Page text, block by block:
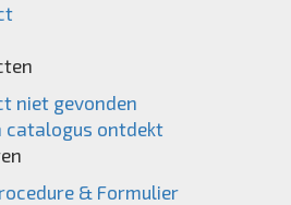
niet gevonden
catalogus ontdekt
& Formulier